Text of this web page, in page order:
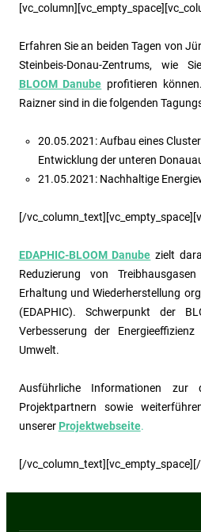
Erfahren Sie an beiden Tagen von
Steinbeis-Donau-Zentrums, wie
BLOOM Danube profitieren
Raizner sind in die folgenden
20.05.2021: Aufbau eines
Entwicklung der unteren
21.05.2021: Nachhaltige
[/
EDAPHIC-BLOOM Danube zielt
Reduzierung von
Erhaltung und Wiederherstellung
(EDAPHIC). Schwerpunkt der
Verbesserung der
Umwelt.
Ausführliche Informationen zur
Projektpartnern sowie
unserer Projektwebseite.
[/